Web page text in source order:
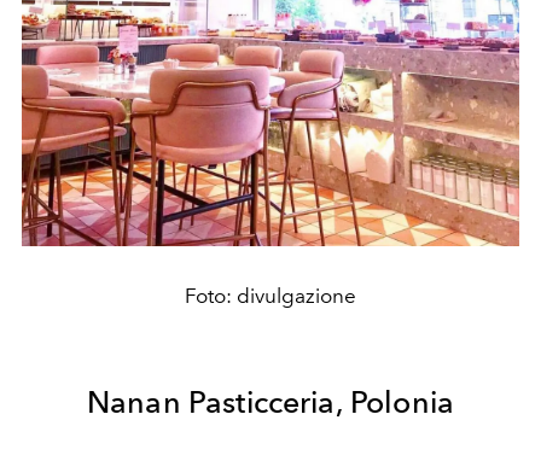
Foto: divulgazione
Nanan Pasticceria, Polonia